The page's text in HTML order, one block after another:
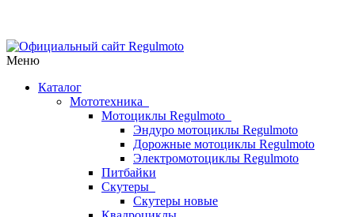
Меню
Каталог
Мототехника
Мотоциклы Regulmoto
Эндуро мотоциклы Regulmoto
Дорожные мотоциклы Regulmoto
Электромотоциклы Regulmoto
Питбайки
Скутеры
Скутеры новые